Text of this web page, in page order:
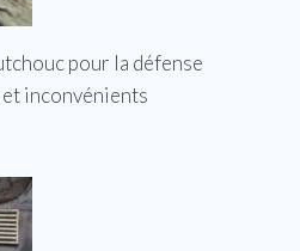
pour la défense
inconvénients